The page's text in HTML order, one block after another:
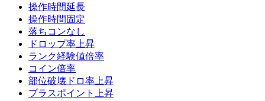
操作時間延長
操作時間固定
落ちコンなし
ドロップ率上昇
ランク経験値倍率
コイン倍率
部位破壊ドロ率上昇
プラスポイント上昇